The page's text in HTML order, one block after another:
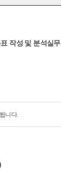
작성 및 분석실무
니다.